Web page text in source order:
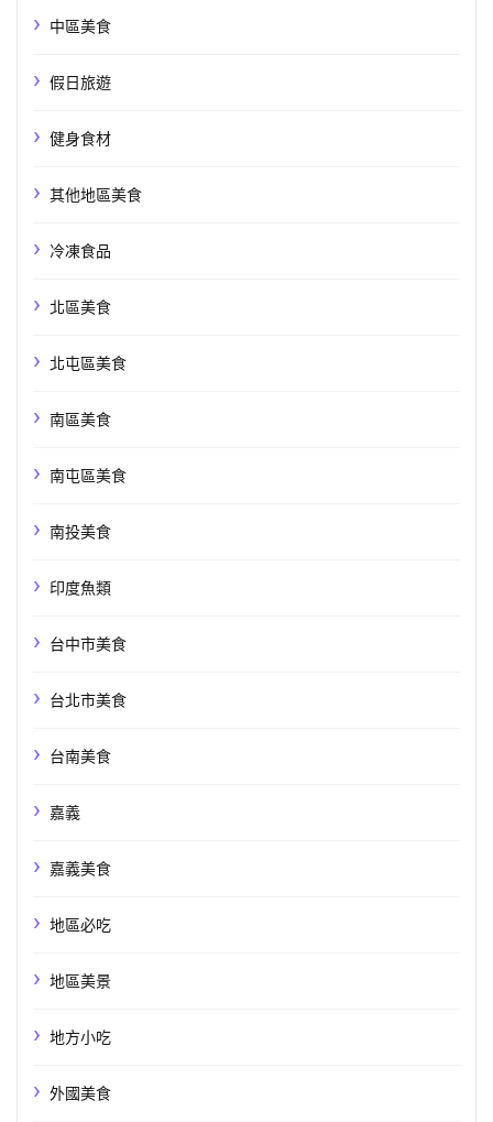
中區美食
假日旅遊
健身食材
其他地區美食
冷凍食品
北區美食
北屯區美食
南區美食
南屯區美食
南投美食
印度魚類
台中市美食
台北市美食
台南美食
嘉義
嘉義美食
地區必吃
地區美景
地方小吃
外國美食